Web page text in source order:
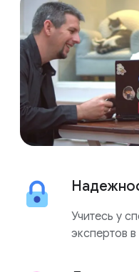
Учитесь у
экспертов